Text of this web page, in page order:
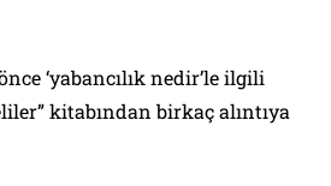
‘yabancılık nedir’le ilgili
kitabından birkaç alıntıya